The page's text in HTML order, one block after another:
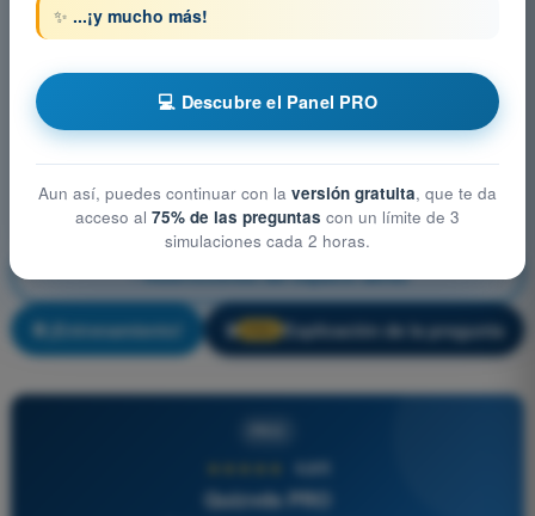
Restricciones del espacio aéreo
¡Entrenamiento! 🔒 Explicación de la pregunta
4,6/5
Quizvds PRO
✨ ...¡y mucho más!
💻 Descubre el Panel PRO
Aun así, puedes continuar con la versión gratuita, que te da
acceso al 75% de las preguntas con un límite de 3
simulaciones cada 2 horas.